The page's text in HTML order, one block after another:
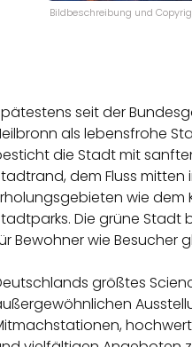
Bildbeschreibung und
seit der
als lebensfrohe
die Stadt mit
dem Fluss mitten
wie
Die grüne Stadt
Bewohner wie Besucher
größtes